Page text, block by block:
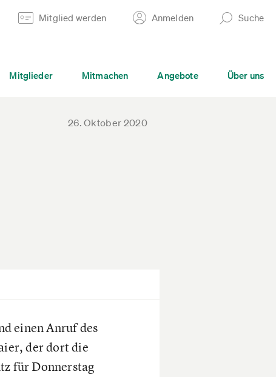
Mitglied werden Anmelden Suche
Mitglieder Mitmachen Angebote Über uns
26. Oktober 2020
einen Anruf des
der dort die
für Donnerstag